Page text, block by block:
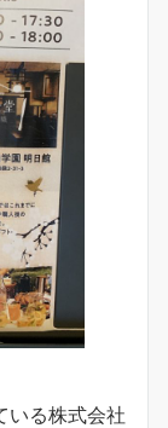
いる株式会社